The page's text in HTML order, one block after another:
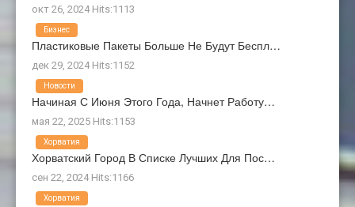
окт 26, 2024 Hits:1113
Пластиковые Пакеты Больше Не Будут Беспл…
дек 29, 2024 Hits:1152
Бизнес
Начиная С Июня Этого Года, Начнет Работу…
мая 22, 2025 Hits:1153
Новости
Хорватский Город В Списке Лучших Для Пос…
сен 22, 2024 Hits:1166
Хорватия
Хорватия